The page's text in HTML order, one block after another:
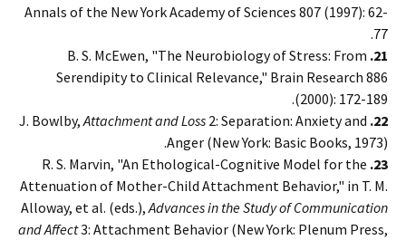
Annals of the New York Academy of Sciences 807 (1997): 62-
77.
21.
B. S. McEwen, "The Neurobiology of Stress: From
Serendipity to Clinical Relevance," Brain Research 886
(2000): 172-189.
22.
Attachment and Loss 2: Separation: Anxiety and
Anger (New York: Basic Books, 1973).
23.
R. S. Marvin, "An Ethological-Cognitive Model for the
Attenuation of Mother-Child Attachment Behavior," in T. M.
Alloway, et al. (eds.),Advances in the Study of Communication
and Affect3: Attachment Behavior (New York: Plenum Press,